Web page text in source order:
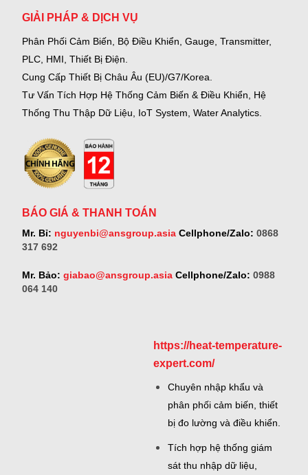
GIẢI PHÁP & DỊCH VỤ
Phân Phối Cảm Biến, Bộ Điều Khiển, Gauge, Transmitter,
PLC, HMI, Thiết Bị Điện.
Cung Cấp Thiết Bị Châu Âu (EU)/G7/Korea.
Tư Vấn Tích Hợp Hệ Thống Cảm Biến & Điều Khiển, Hệ
Thống Thu Thập Dữ Liệu, IoT System, Water Analytics.
BÁO GIÁ & THANH TOÁN
Mr. Bỉ: nguyenbi@ansgroup.asiaCellphone/Zalo: 0868
317 692
Mr. Bảo: giabao@ansgroup.asiaCellphone/Zalo: 0988
064 140
https://heat-temperature-
expert.com/
Chuyên nhập khẩu và
phân phối cảm biến, thiết
bị đo lường và điều khiển.
Tích hợp hệ thống giám
sát thu nhập dữ liệu,